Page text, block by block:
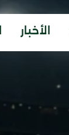
الأخبار